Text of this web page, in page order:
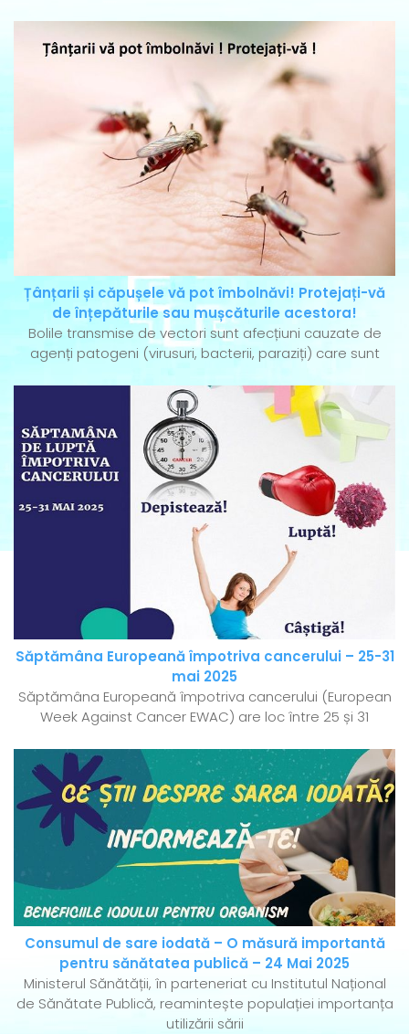
Țânțarii și căpușele vă pot îmbolnăvi! Protejați-vă
de înțepăturile sau mușcăturile acestora!
Bolile transmise de vectori sunt afecțiuni cauzate de
agenți patogeni (virusuri, bacterii, paraziți) care sunt
Săptămâna Europeană împotriva cancerului – 25-31
mai 2025
Săptămâna Europeană împotriva cancerului (European
Week Against Cancer EWAC) are loc între 25 și 31
Consumul de sare iodată – O măsură importantă
pentru sănătatea publică – 24 Mai 2025
Ministerul Sănătății, în parteneriat cu Institutul Național
de Sănătate Publică, reamintește populației importanța
utilizării sării